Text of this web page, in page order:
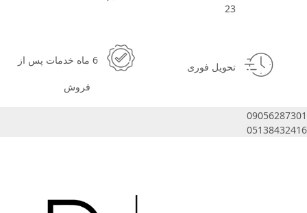
23
تحویل فوری
6 ماه خدمات پس از
فروش
09056287301
05138432416